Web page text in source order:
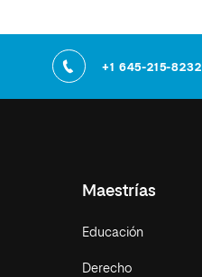
+1 645-215-8232
Maestrías
Educación
Derecho